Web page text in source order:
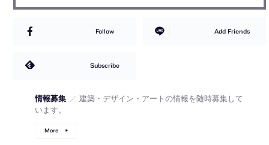
Follow Add Friends
Subscribe
情報募集 ／ 建築・デザイン・アートの情報を随時募集して
います。
More